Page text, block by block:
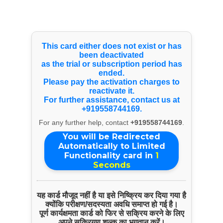
This card either does not exist or has
been deactivated
as the trial or subscription period has
ended.
Please pay the activation charges to
reactivate it.
For further assistance, contact us at
+919558744169.
For any further help, contact +919558744169
You will be Redirected
Automatically to Limited
Functionality card in 1
Seconds
यह कार्ड मौजूद नहीं है या इसे निष्क्रिय कर दिया गया है
क्योंकि परीक्षण/सदस्यता अवधि समाप्त हो गई है।
पूर्ण कार्यक्षमता कार्ड को फिर से सक्रिय करने के लिए
Start Chat
Click to Use AI Scanner to